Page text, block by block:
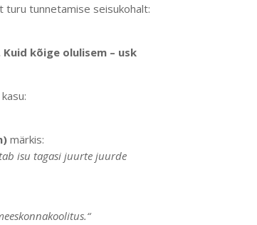
tunnetamise seisukohalt:
kõige olulisem – usk
märkis:
isu tagasi juurte juurde